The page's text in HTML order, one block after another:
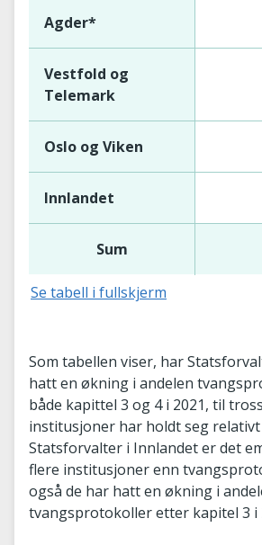
Agder*
Vestfold og
Telemark
Oslo og Viken
Innlandet
Sum
Se tabell i fullskjerm
Som tabellen viser, har
hatt en økning i andelen
både kapittel 3 og 4 i 2021, til
institusjoner har holdt seg relativt
Statsforvalter i Innlandet er det
flere institusjoner enn
også de har hatt en økning i
tvangsprotokoller etter kapitel 3 i